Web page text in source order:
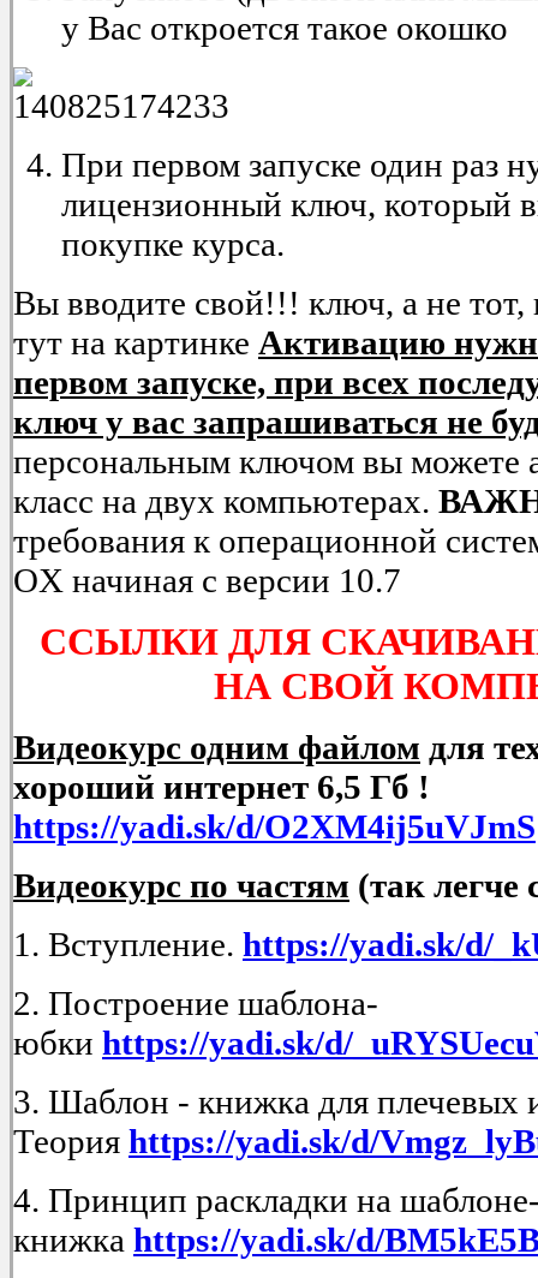
у Вас откроется такое окошко
При первом запуске один раз
лицензионный ключ, который
покупке курса.
Вы вводите свой!!! ключ, а не тот,
тут на картинке Активацию
первом запуске, при всех
ключ у вас запрашиваться не
персональным ключом вы можете
класс на двух компьютерах.
требования к операционной
OX начиная с версии 10.7
ССЫЛКИ ДЛЯ
НА СВОЙ
Видеокурс одним файлом для
хороший интернет 6,5 Гб !
https://yadi.sk/d/O2XM4ij5uVJmS
Видеокурс по частям (так легче
1. Вступление. https://yadi.sk/d/
2. Построение шаблона-
юбки https://yadi.sk/d/
3. Шаблон - книжка для плечевых
Теория https://yadi.sk/d/
4. Принцип раскладки на
книжка https://yadi.sk/d/